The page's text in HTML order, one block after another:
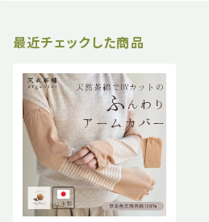
最近チェックした商品